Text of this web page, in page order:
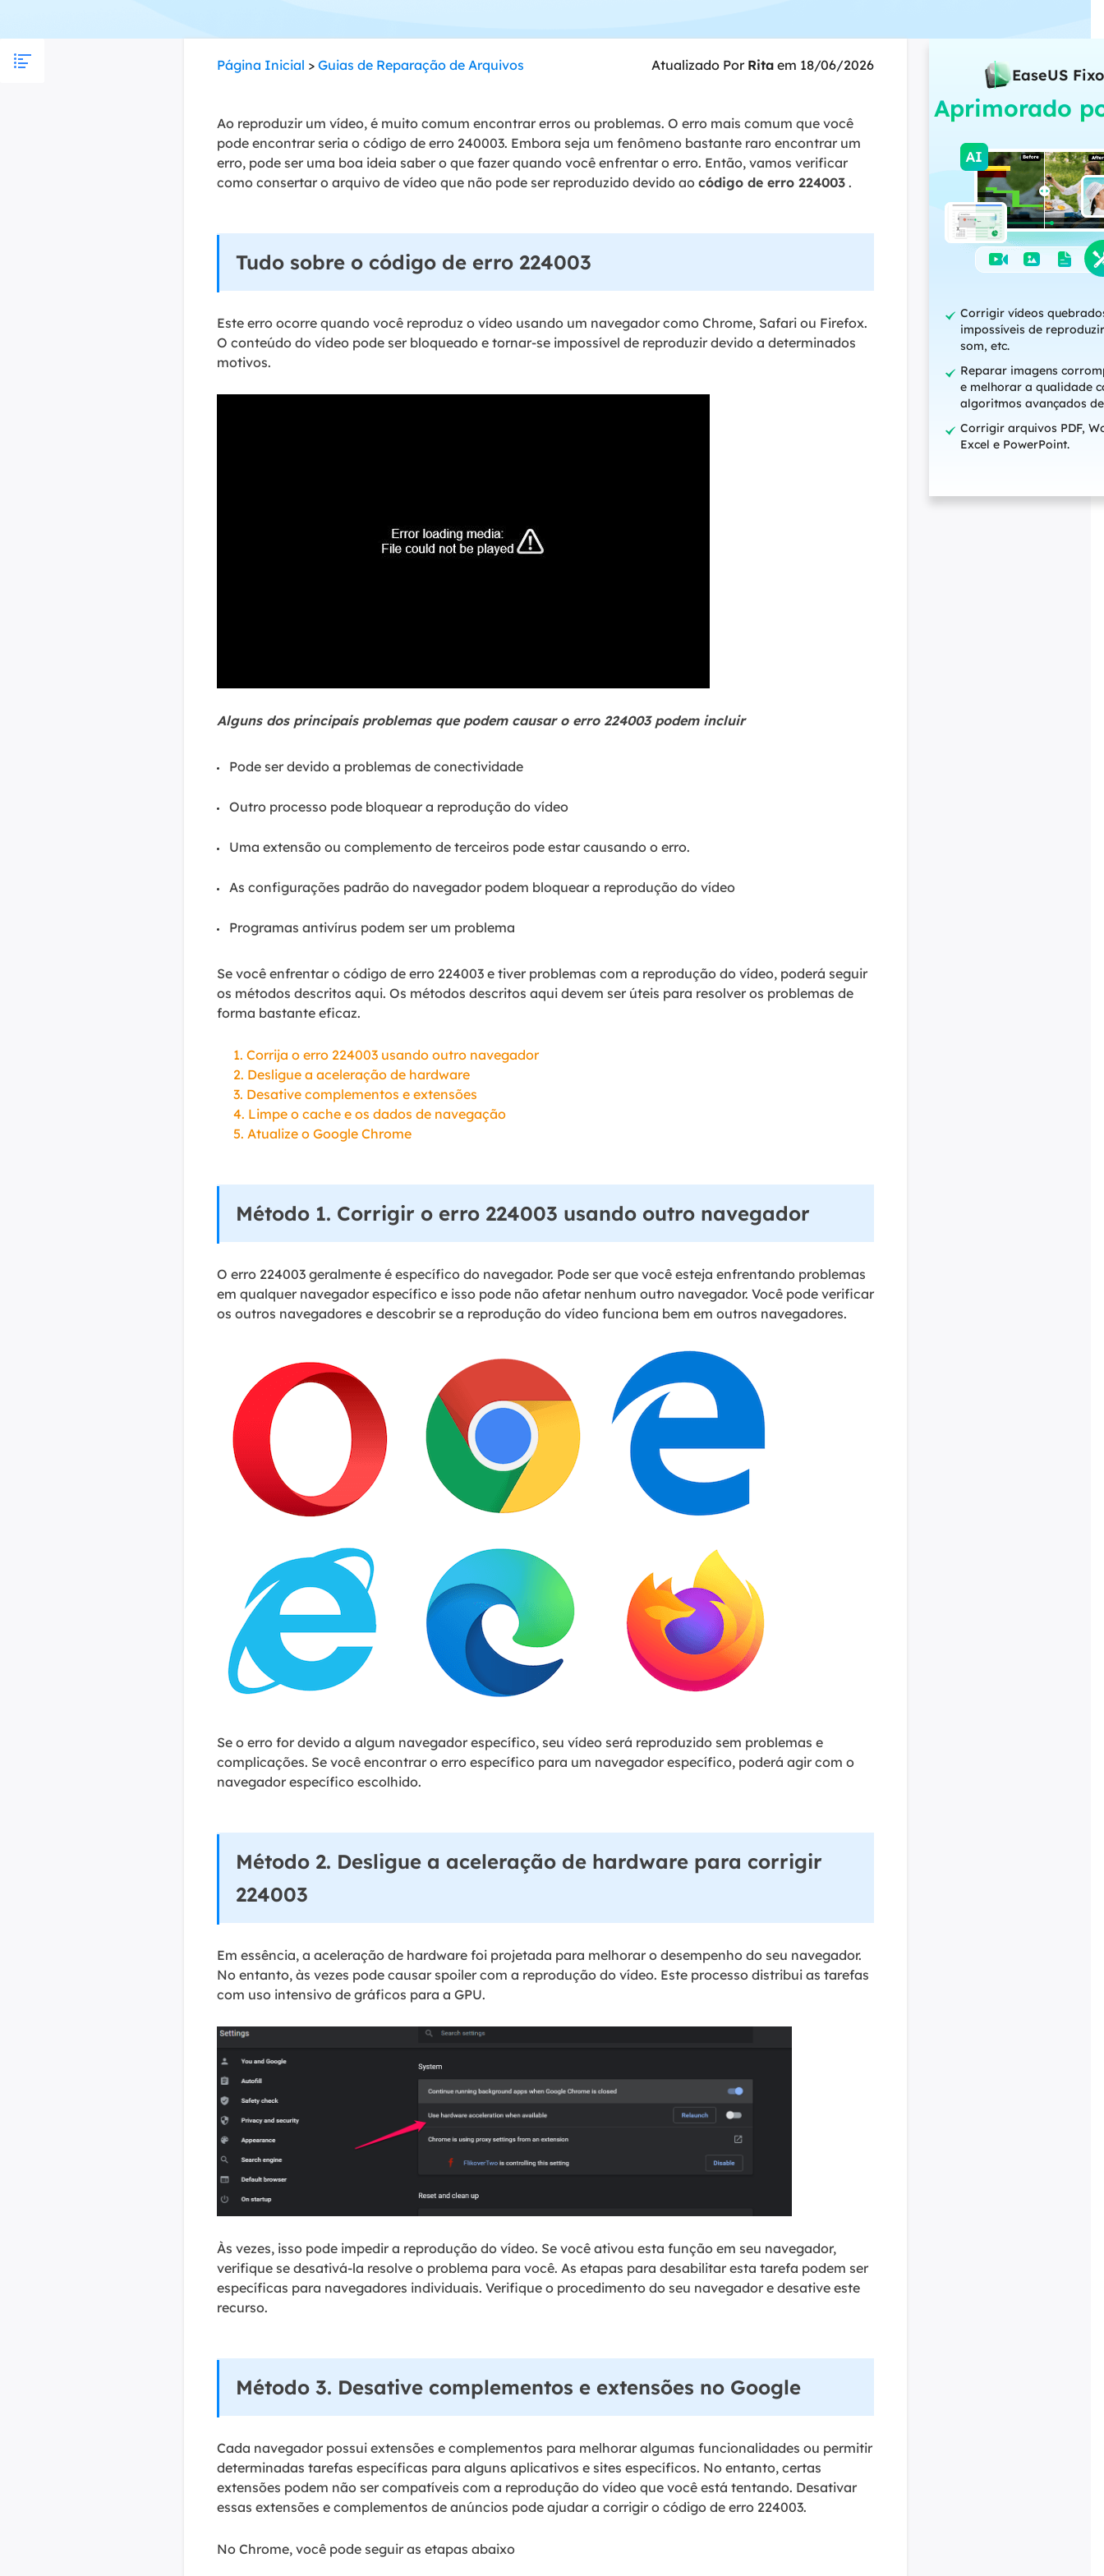
Partition Recovery
MS SQL Recovery
Recuperação de banco de dados MS SQL
Recuperação de Cartão SD
Recuperação de Pen Drive
Recuperação de HD Externo
Recuperação de Fotos
System Deploy
Alterar voz em tempo real
Remover vocais online grátis
EaseUS Fixo
Aprimorado
Corrigir vídeos
impossíveis de
som, etc.
Reparar imagens
e melhorar a qualidade
algoritmos avançados
Corrigir arquivos PDF,
Excel e PowerPoint.
Página Inicial > Guias de Reparação de Arquivos Atualizado Por Rita em 18/06/2026
Ao reproduzir um vídeo, é muito comum encontrar erros ou problemas. O erro mais comum que você
pode encontrar seria o código de erro 240003. Embora seja um fenômeno bastante raro encontrar um
erro, pode ser uma boa ideia saber o que fazer quando você enfrentar o erro. Então, vamos verificar
como consertar o arquivo de vídeo que não pode ser reproduzido devido ao código de erro 224003 .
Tudo sobre o código de erro 224003
Este erro ocorre quando você reproduz o vídeo usando um navegador como Chrome, Safari ou Firefox.
O conteúdo do vídeo pode ser bloqueado e tornar-se impossível de reproduzir devido a determinados
motivos.
Alguns dos principais problemas que podem causar o erro 224003 podem incluir
Pode ser devido a problemas de conectividade
Outro processo pode bloquear a reprodução do vídeo
Uma extensão ou complemento de terceiros pode estar causando o erro.
As configurações padrão do navegador podem bloquear a reprodução do vídeo
Programas antivírus podem ser um problema
Se você enfrentar o código de erro 224003 e tiver problemas com a reprodução do vídeo, poderá seguir
os métodos descritos aqui. Os métodos descritos aqui devem ser úteis para resolver os problemas de
forma bastante eficaz.
1. Corrija o erro 224003 usando outro navegador
2. Desligue a aceleração de hardware
3. Desative complementos e extensões
4. Limpe o cache e os dados de navegação
5. Atualize o Google Chrome
Método 1. Corrigir o erro 224003 usando outro navegador
O erro 224003 geralmente é específico do navegador. Pode ser que você esteja enfrentando problemas
em qualquer navegador específico e isso pode não afetar nenhum outro navegador. Você pode verificar
os outros navegadores e descobrir se a reprodução do vídeo funciona bem em outros navegadores.
Se o erro for devido a algum navegador específico, seu vídeo será reproduzido sem problemas e
complicações. Se você encontrar o erro específico para um navegador específico, poderá agir com o
navegador específico escolhido.
Método 2. Desligue a aceleração de hardware para corrigir
224003
Em essência, a aceleração de hardware foi projetada para melhorar o desempenho do seu navegador.
No entanto, às vezes pode causar spoiler com a reprodução do vídeo. Este processo distribui as tarefas
com uso intensivo de gráficos para a GPU.
Às vezes, isso pode impedir a reprodução do vídeo. Se você ativou esta função em seu navegador,
verifique se desativá-la resolve o problema para você. As etapas para desabilitar esta tarefa podem ser
específicas para navegadores individuais. Verifique o procedimento do seu navegador e desative este
recurso.
Método 3. Desative complementos e extensões no Google
Cada navegador possui extensões e complementos para melhorar algumas funcionalidades ou permitir
determinadas tarefas específicas para alguns aplicativos e sites específicos. No entanto, certas
extensões podem não ser compatíveis com a reprodução do vídeo que você está tentando. Desativar
essas extensões e complementos de anúncios pode ajudar a corrigir o código de erro 224003.
No Chrome, você pode seguir as etapas abaixo